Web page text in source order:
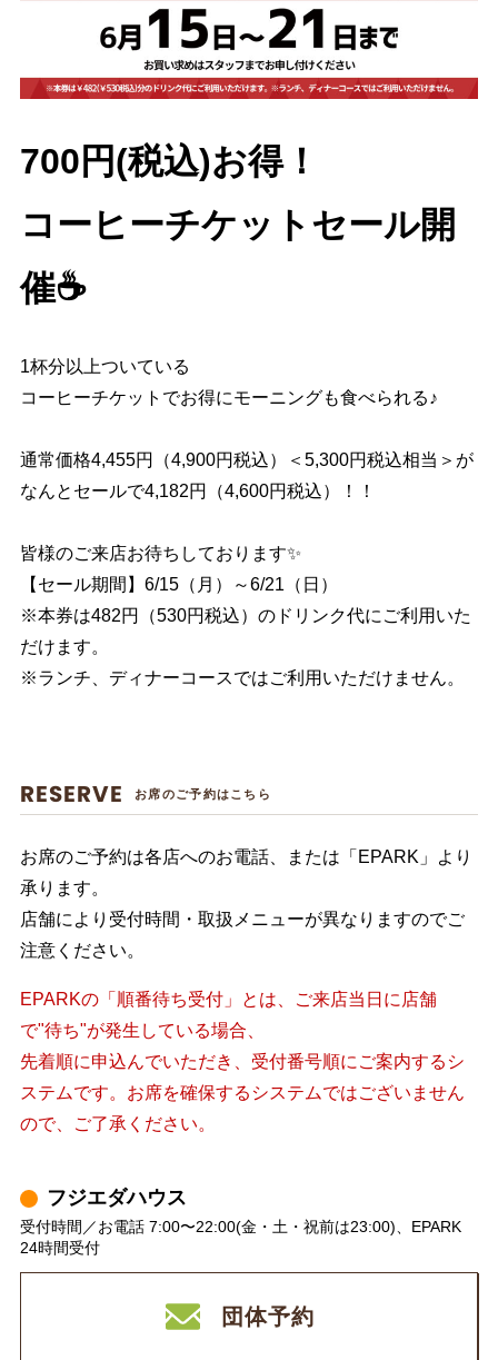
700円(税込)お得！
コーヒーチケットセール開
催☕
1杯分以上ついている
コーヒーチケットでお得にモーニングも食べられる♪
通常価格4,455円（4,900円税込）＜5,300円税込相当＞が
なんとセールで4,182円（4,600円税込）！！
皆様のご来店お待ちしております✨
【セール期間】6/15（月）～6/21（日）
※本券は482円（530円税込）のドリンク代にご利用いた
だけます。
※ランチ、ディナーコースではご利用いただけません。
RESERVE お席のご予約はこちら
お席のご予約は各店へのお電話、または「EPARK」より
承ります。
店舗により受付時間・取扱メニューが異なりますのでご
注意ください。
EPARKの「順番待ち受付」とは、ご来店当日に店舗
で"待ち"が発生している場合、
先着順に申込んでいただき、受付番号順にご案内するシ
ステムです。お席を確保するシステムではございません
ので、ご了承ください。
フジエダハウス
受付時間／お電話 7:00〜22:00(金・土・祝前は23:00)、EPARK
24時間受付
団体予約